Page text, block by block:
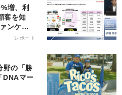
を知
ンケル
見据える
レポート
野の「勝
DNAマー